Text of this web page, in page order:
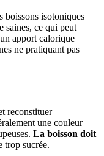
boissons isotoniques
saines, ce qui peut
apport calorique
ne pratiquant pas
reconstituer
une couleur
La boisson doit
trop sucrée.